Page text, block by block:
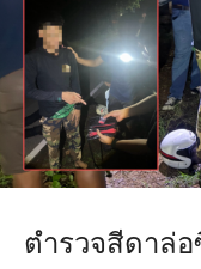
ตำรวจสีดาล่